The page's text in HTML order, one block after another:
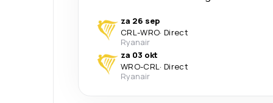
za 26 sep
CRL-WRO· Direct
Ryanair
za 03 okt
WRO-CRL· Direct
Ryanair